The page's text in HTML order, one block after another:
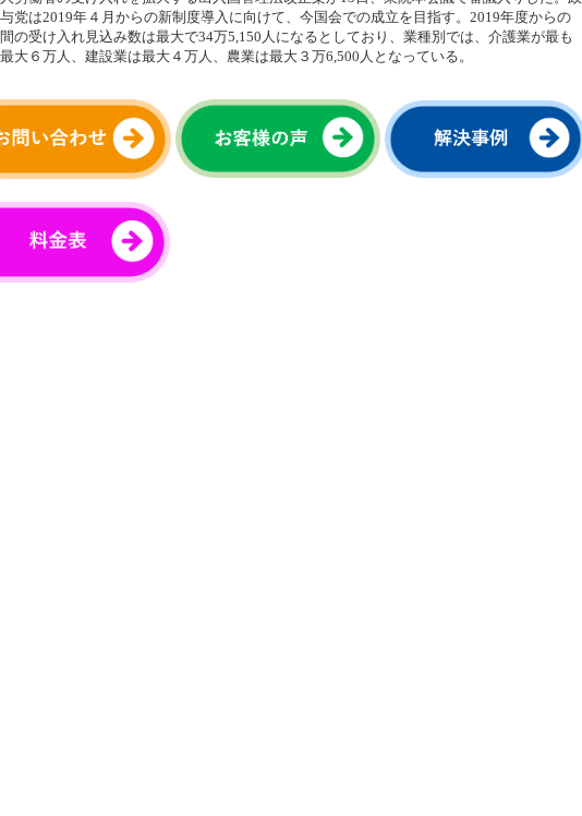
党は2019年４月からの新制度導入に向けて、今国会での成立を目指す。2019年度からの
の受け入れ見込み数は最大で34万5,150人になるとしており、業種別では、介護業が最も
大６万人、建設業は最大４万人、農業は最大３万6,500人となっている。